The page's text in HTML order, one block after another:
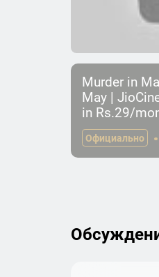
Murder in
May |
in Rs.29/
Официально